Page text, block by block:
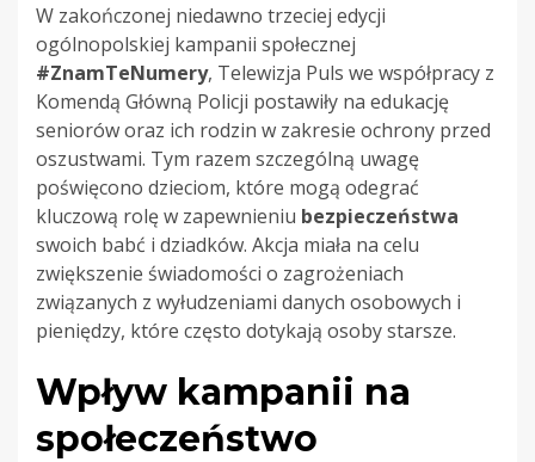
W zakończonej niedawno trzeciej edycji
ogólnopolskiej kampanii społecznej
#ZnamTeNumery, Telewizja Puls we współpracy z
Komendą Główną Policji postawiły na edukację
seniorów oraz ich rodzin w zakresie ochrony przed
oszustwami. Tym razem szczególną uwagę
poświęcono dzieciom, które mogą odegrać
kluczową rolę w zapewnieniu bezpieczeństwa
swoich babć i dziadków. Akcja miała na celu
zwiększenie świadomości o zagrożeniach
związanych z wyłudzeniami danych osobowych i
pieniędzy, które często dotykają osoby starsze.
Wpływ kampanii na
społeczeństwo